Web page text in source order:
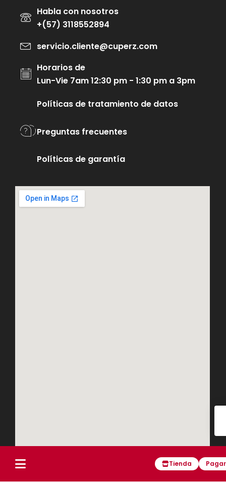
Tienda
Habla con nosotros
+(57) 3118552894
servicio.cliente@cuperz.com
Horarios de
Lun-Vie 7am 12:30 pm - 1:30 pm a 3pm
Políticas de tratamiento de datos
Preguntas frecuentes
Políticas de garantía